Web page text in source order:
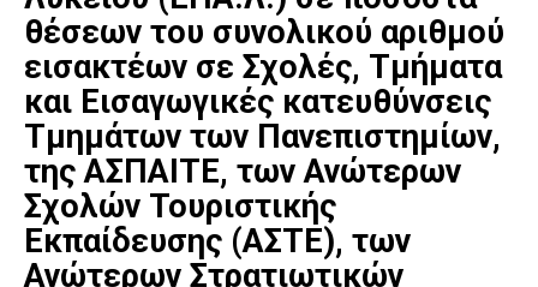
θέσεων του συνολικού αριθμού
εισακτέων σε Σχολές, Τμήματα
και Εισαγωγικές κατευθύνσεις
Τμημάτων των Πανεπιστημίων,
της ΑΣΠΑΙΤΕ, των Ανώτερων
Σχολών Τουριστικής
Εκπαίδευσης (ΑΣΤΕ), των
Ανώτερων Στρατιωτικών